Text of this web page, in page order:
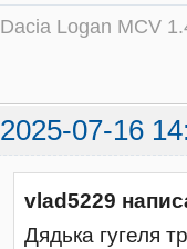
Dacia Logan MCV
2025-07-16
vlad5229
Дядька гугеля